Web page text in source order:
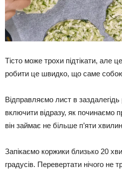
Тісто може трохи підтікати, але
робити це швидко, що саме
Відправляємо лист в заздалегідь
включити відразу, як починаємо
він займає не більше п’яти
Запікаємо коржики близько 20
градусів. Перевертати нічого не